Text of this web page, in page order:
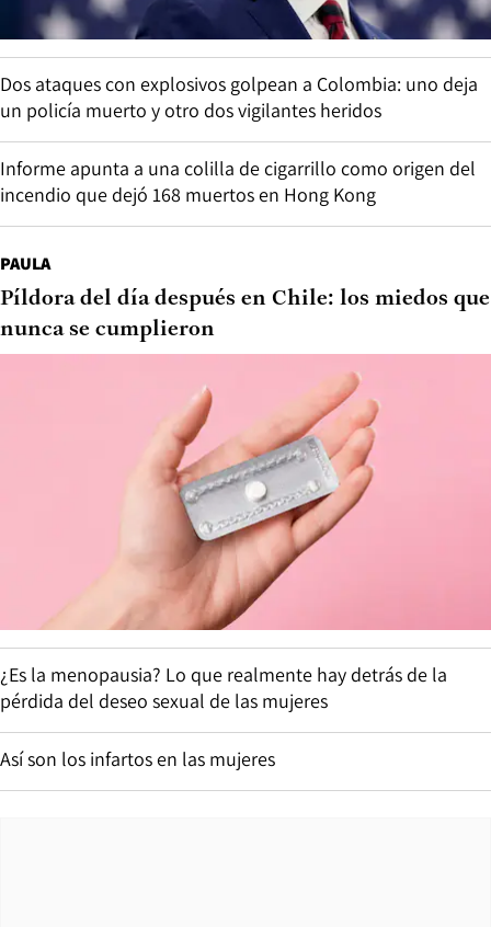
Dos ataques con explosivos golpean a Colombia: uno deja
un policía muerto y otro dos vigilantes heridos
Informe apunta a una colilla de cigarrillo como origen del
incendio que dejó 168 muertos en Hong Kong
PAULA
Píldora del día después en Chile: los miedos que
nunca se cumplieron
¿Es la menopausia? Lo que realmente hay detrás de la
pérdida del deseo sexual de las mujeres
Así son los infartos en las mujeres